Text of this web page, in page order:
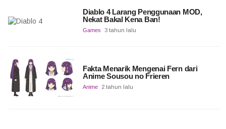
Diablo 4 Larang Penggunaan MOD,
Nekat Bakal Kena Ban!
Games 3 tahun lalu
Fakta Menarik Mengenai Fern dari
Anime Sousou no Frieren
Anime 2 tahun lalu